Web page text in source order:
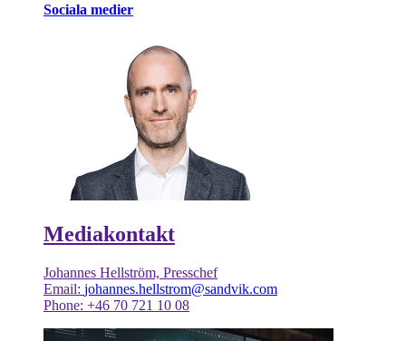
Sociala medier
Mediakontakt
Johannes Hellström, Presschef
Email: johannes.hellstrom@sandvik.com
Phone: +46 70 721 10 08